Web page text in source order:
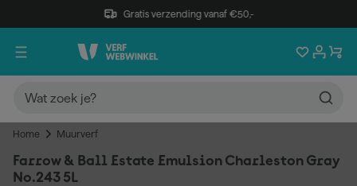
Gratis verzending vanaf €50,-
Home Muurverf
Farrow & Ball Estate Emulsion Charleston Gray
No.243 5L